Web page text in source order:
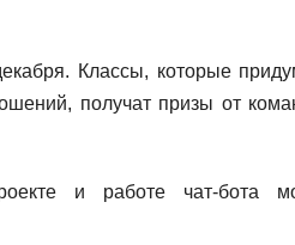
Классы, которые
получат призы от
и работе чат-бота